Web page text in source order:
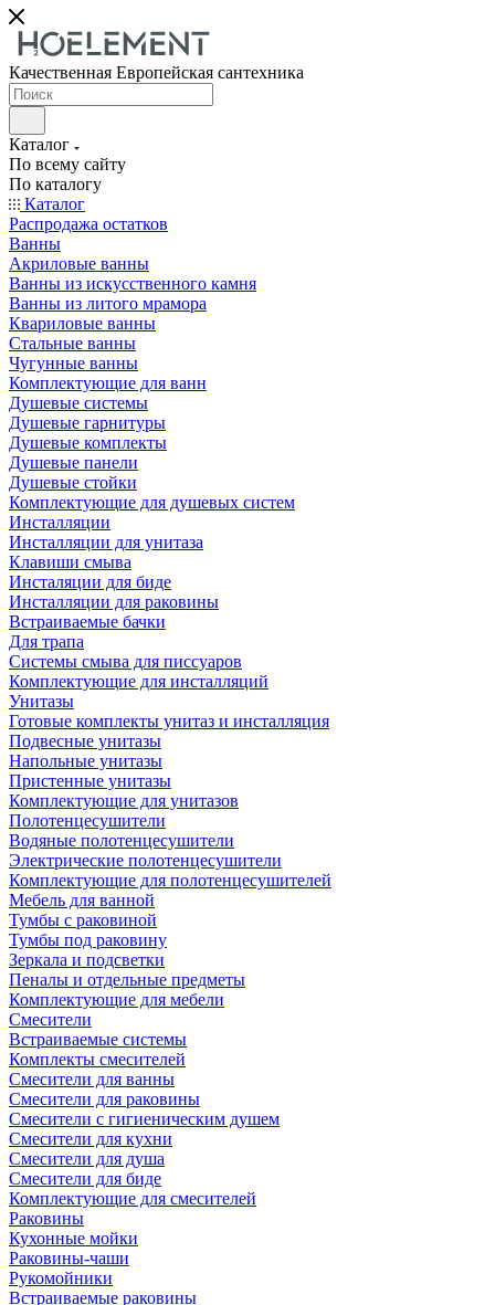
Качественная Европейская сантехника
Каталог
По всему сайту
По каталогу
Каталог
Распродажа остатков
Ванны
Акриловые ванны
Ванны из искусственного камня
Ванны из литого мрамора
Квариловые ванны
Стальные ванны
Чугунные ванны
Комплектующие для ванн
Душевые системы
Душевые гарнитуры
Душевые комплекты
Душевые панели
Душевые стойки
Комплектующие для душевых систем
Инсталляции
Инсталляции для унитаза
Клавиши смыва
Инсталяции для биде
Инсталляции для раковины
Встраиваемые бачки
Для трапа
Системы смыва для писсуаров
Комплектующие для инсталляций
Унитазы
Готовые комплекты унитаз и инсталляция
Подвесные унитазы
Напольные унитазы
Пристенные унитазы
Комплектующие для унитазов
Полотенцесушители
Водяные полотенцесушители
Электрические полотенцесушители
Комплектующие для полотенцесушителей
Мебель для ванной
Тумбы с раковиной
Тумбы под раковину
Зеркала и подсветки
Пеналы и отдельные предметы
Комплектующие для мебели
Смесители
Встраиваемые системы
Комплекты смесителей
Смесители для ванны
Смесители для раковины
Смесители с гигиеническим душем
Смесители для кухни
Смесители для душа
Смесители для биде
Комплектующие для смесителей
Раковины
Кухонные мойки
Раковины-чаши
Рукомойники
Встраиваемые раковины